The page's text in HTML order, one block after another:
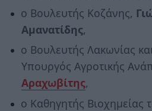
ο Βουλευτής Κοζάνης,
Αμανατίδης,
ο Βουλευτής Λακωνίας
Υπουργός Αγροτικής
Αραχωβίτης,
ο Καθηγητής Βιοχημείας